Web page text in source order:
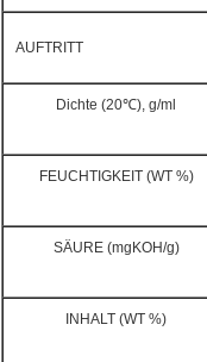
AUFTRITT
Dichte (20℃), g/ml
FEUCHTIGKEIT (WT %)
SÄURE (mgKOH/g)
INHALT (WT %)